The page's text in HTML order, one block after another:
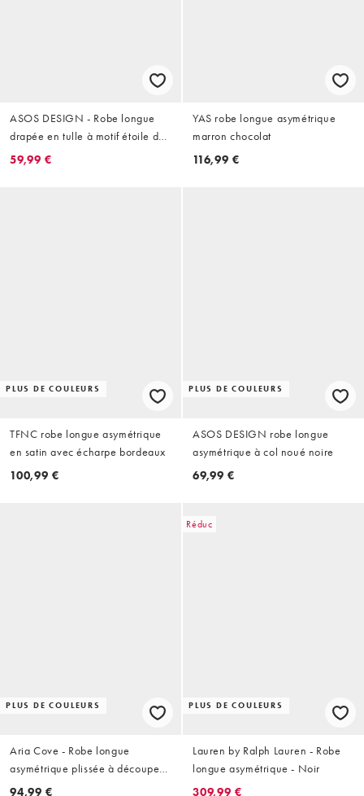
ASOS DESIGN - Robe longue
drapée en tulle à motif étoile de
mer ornementé - Bleu
59,99 €
YAS robe longue asymétrique
marron chocolat
116,99 €
PLUS DE COULEURS
TFNC robe longue asymétrique
en satin avec écharpe bordeaux
100,99 €
PLUS DE COULEURS
ASOS DESIGN robe longue
asymétrique à col noué noire
69,99 €
PLUS DE COULEURS
Aria Cove - Robe longue
asymétrique plissée à découpes -
Marine
94,99 €
Réduc
PLUS DE COULEURS
Lauren by Ralph Lauren - Robe
longue asymétrique - Noir
309,99 €